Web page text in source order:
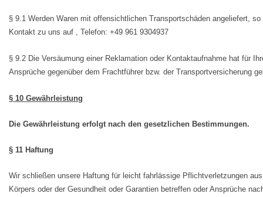
§ 9.1 Werden Waren mit offensichtlichen Transportschäden angeliefert,
Kontakt zu uns auf , Telefon: +49 961 9304937
§ 9.2 Die Versäumung einer Reklamation oder Kontaktaufnahme hat für
Ansprüche gegenüber dem Frachtführer bzw. der Transportversicherung
§ 10 Gewährleistung
Die Gewährleistung erfolgt nach den gesetzlichen Bestimmungen.
§ 11 Haftung
Wir schließen unsere Haftung für leicht fahrlässige Pflichtverletzungen
Körpers oder der Gesundheit oder Garantien betreffen oder Ansprüche